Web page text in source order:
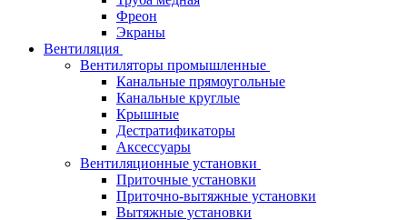
Фреон
Экраны
Вентиляция
Вентиляторы промышленные
Канальные прямоугольные
Канальные круглые
Крышные
Дестратификаторы
Аксессуары
Вентиляционные установки
Приточные установки
Приточно-вытяжные установки
Вытяжные установки